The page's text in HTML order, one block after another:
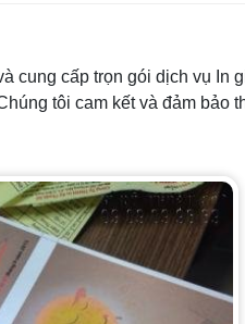
cung cấp trọn gói dịch vụ In
tôi cam kết và đảm bảo